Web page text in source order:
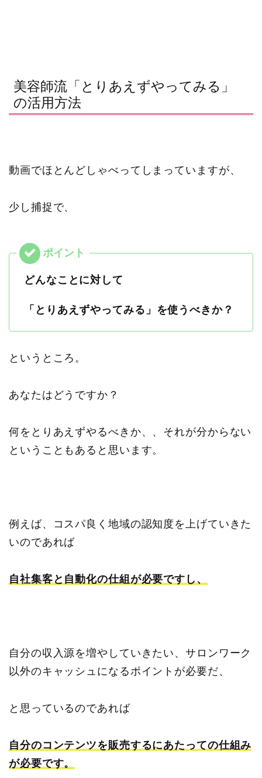
美容師流「とりあえずやってみる」
の活用方法
動画でほとんどしゃべってしまっていますが、
少し捕捉で、
どんなことに対して
「とりあえずやってみる」を使うべきか？
というところ。
あなたはどうですか？
何をとりあえずやるべきか、、それが分からない
ということもあると思います。
例えば、コスパ良く地域の認知度を上げていきた
いのであれば
自社集客と自動化の仕組が必要ですし、
自分の収入源を増やしていきたい、サロンワーク
以外のキャッシュになるポイントが必要だ、
と思っているのであれば
自分のコンテンツを販売するにあたっての仕組み
が必要です。